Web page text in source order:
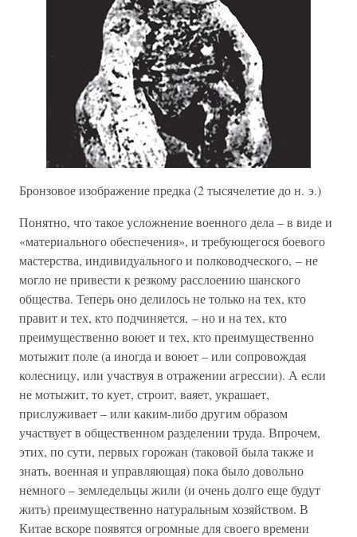
Бронзовое изображение предка (2 тысячелетие до н. э.)
Понятно, что такое усложнение военного дела – в виде и
«материального обеспечения», и требующегося боевого
мастерства, индивидуального и полководческого, – не
могло не привести к резкому расслоению шанского
общества. Теперь оно делилось не только на тех, кто
правит и тех, кто подчиняется, – но и на тех, кто
преимущественно воюет и тех, кто преимущественно
мотыжит поле (а иногда и воюет – или сопровождая
колесницу, или участвуя в отражении агрессии). А если
не мотыжит, то кует, строит, ваяет, украшает,
прислуживает – или каким-либо другим образом
участвует в общественном разделении труда. Впрочем,
этих, по сути, первых горожан (таковой была также и
знать, военная и управляющая) пока было довольно
немного – земледельцы жили (и очень долго еще будут
жить) преимущественно натуральным хозяйством. В
Китае вскоре появятся огромные для своего времени